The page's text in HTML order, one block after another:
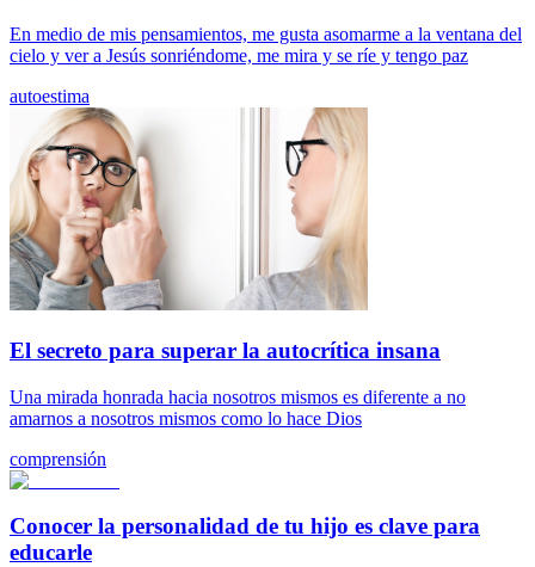
En medio de mis pensamientos, me gusta asomarme a la ventana del
cielo y ver a Jesús sonriéndome, me mira y se ríe y tengo paz
autoestima
El secreto para superar la autocrítica insana
Una mirada honrada hacia nosotros mismos es diferente a no
amarnos a nosotros mismos como lo hace Dios
comprensión
Conocer la personalidad de tu hijo es clave para
educarle